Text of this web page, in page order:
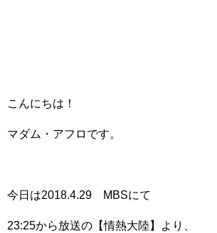
こんにちは！
マダム・アフロです。
今日は2018.4.29 MBSにて
23:25から放送の【情熱大陸】より、